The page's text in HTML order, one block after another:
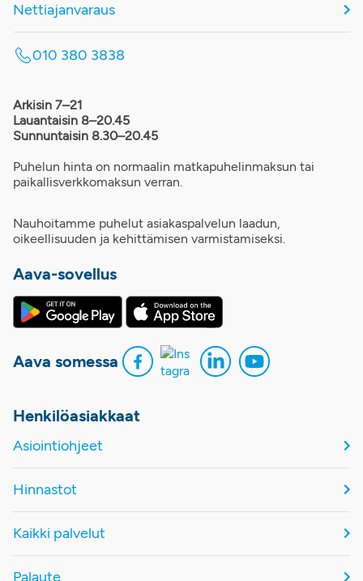
Nettiajanvaraus
010 380 3838
Arkisin 7–21
Lauantaisin 8–20.45
Sunnuntaisin 8.30–20.45
Puhelun hinta on normaalin matkapuhelinmaksun tai
paikallisverkkomaksun verran.
Nauhoitamme puhelut asiakaspalvelun laadun,
oikeellisuuden ja kehittämisen varmistamiseksi.
Aava-sovellus
Aava somessa
Henkilöasiakkaat
Asiointiohjeet
Hinnastot
Kaikki palvelut
Palaute